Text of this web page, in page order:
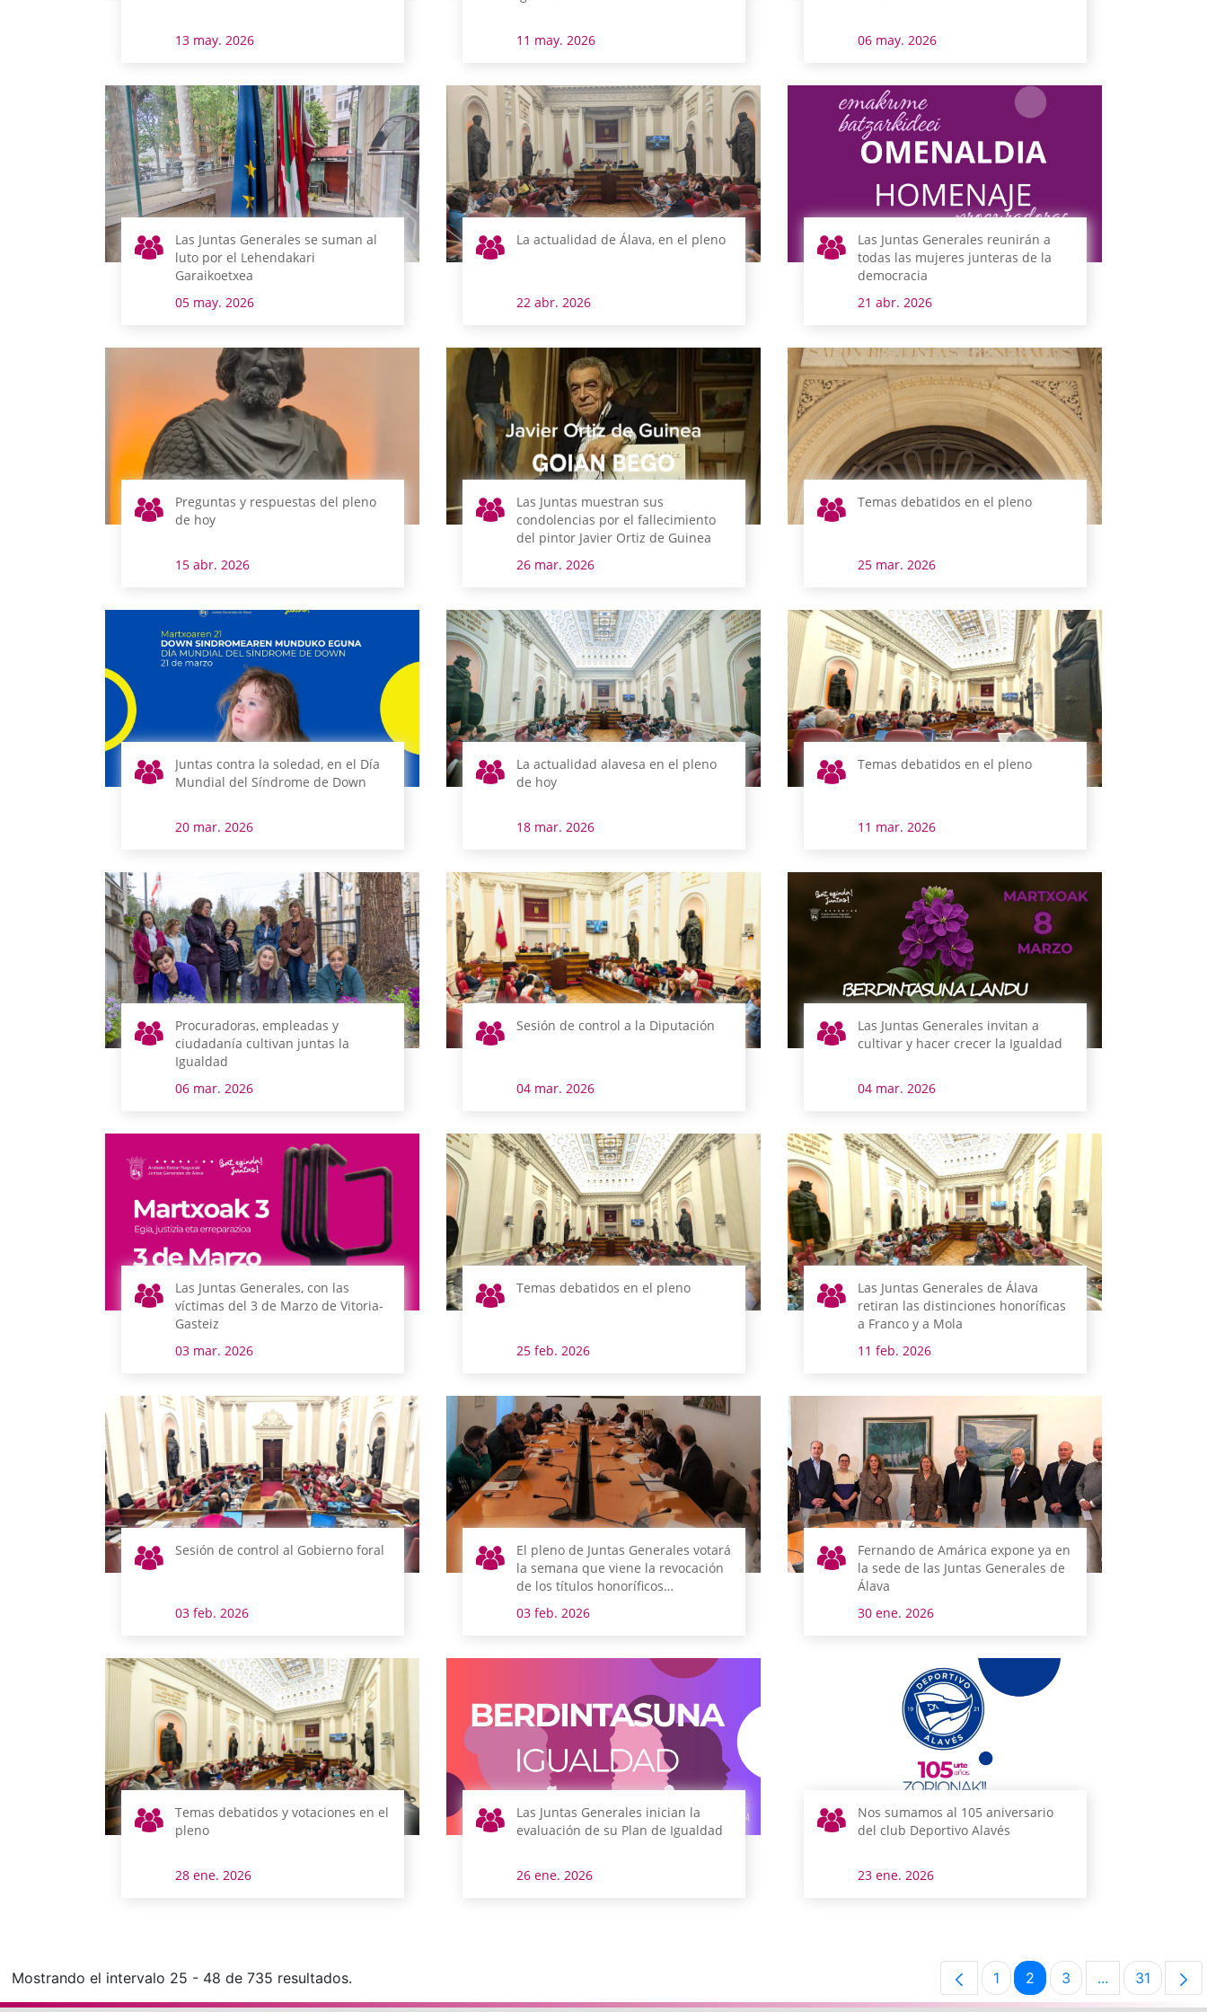
13 may. 2026 11 may. 2026 06 may. 2026
Las Juntas Generales se suman al
luto por el Lehendakari
Garaikoetxea
05 may. 2026
La actualidad de Álava, en el pleno
22 abr. 2026
Las Juntas Generales reunirán a
todas las mujeres junteras de la
democracia
21 abr. 2026
Preguntas y respuestas del pleno
de hoy
15 abr. 2026
Las Juntas muestran sus
condolencias por el fallecimiento
del pintor Javier Ortiz de Guinea
26 mar. 2026
Temas debatidos en el pleno
25 mar. 2026
Juntas contra la soledad, en el Día
Mundial del Síndrome de Down
20 mar. 2026
La actualidad alavesa en el pleno
de hoy
18 mar. 2026
Temas debatidos en el pleno
11 mar. 2026
Procuradoras, empleadas y
ciudadanía cultivan juntas la
Igualdad
06 mar. 2026
Sesión de control a la Diputación
04 mar. 2026
Las Juntas Generales invitan a
cultivar y hacer crecer la Igualdad
04 mar. 2026
Las Juntas Generales, con las
víctimas del 3 de Marzo de Vitoria-
Gasteiz
03 mar. 2026
Temas debatidos en el pleno
25 feb. 2026
Las Juntas Generales de Álava
retiran las distinciones honoríficas
a Franco y a Mola
11 feb. 2026
Sesión de control al Gobierno foral
03 feb. 2026
El pleno de Juntas Generales votará
la semana que viene la revocación
de los títulos honoríficos
concedidos a Franco y Mola
03 feb. 2026
Fernando de Amárica expone ya en
la sede de las Juntas Generales de
Álava
30 ene. 2026
Temas debatidos y votaciones en el
pleno
28 ene. 2026
Las Juntas Generales inician la
evaluación de su Plan de Igualdad
26 ene. 2026
Nos sumamos al 105 aniversario
del club Deportivo Alavés
23 ene. 2026
Mostrando el intervalo 25 - 48 de 735 resultados. Página
1 Página
2 Página
3 ...PáginasPágina
31